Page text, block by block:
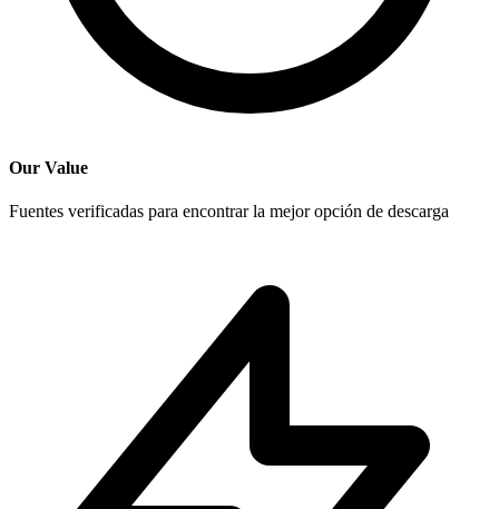
Our Value
Fuentes verificadas para encontrar la mejor opción de descarga